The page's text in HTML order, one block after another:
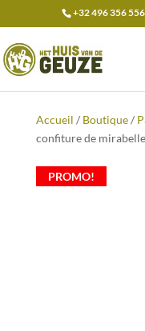
+32 496 356 556
pour :
Accueil / Boutique/
confiture de
PROMO!